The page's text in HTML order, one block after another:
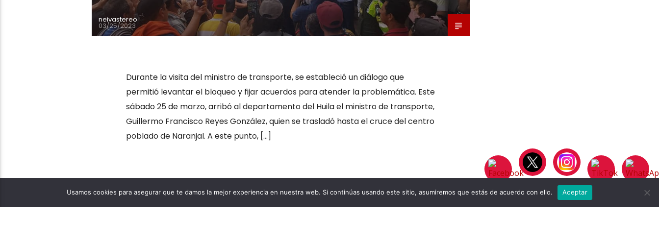
neivastereo
03/25/2023
Durante la visita del ministro de transporte, se estableció un diálogo que
permitió levantar el bloqueo y fijar acuerdos para atender la problemática. Este
sábado 25 de marzo, arribó al departamento del Huila el ministro de transporte,
Guillermo Francisco Reyes González, quien se trasladó hasta el cruce del centro
poblado de Naranjal. A este punto, […]
REGIONAL
Usamos cookies para asegurar que te damos la mejor experiencia en nuestra web. Si continúas usando este sitio, asumiremos que estás de acuerdo con ello. Aceptar